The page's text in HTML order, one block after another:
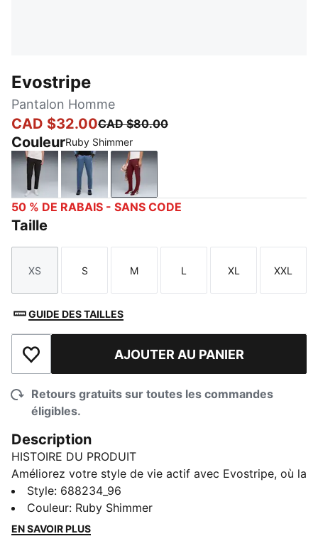
Evostripe
Pantalon Homme
CAD $32.00CAD $80.00
CouleurRuby Shimmer
PUMA BlackDark IndigoRuby Shimmer
50 % DE RABAIS - SANS CODE
Taille
Taille
XS
Taille
S
Taille
M
Taille
L
Taille
XL
Taille
XXL
GUIDE DES TAILLES
Ajouter à la liste de souhaits
AJOUTER AU PANIER
Retours gratuits sur toutes les commandes
éligibles.
Description
HISTOIRE DU PRODUIT
Améliorez votre style de vie actif avec Evostripe, où la
performance rencontre le style. Conçue pour le
mouvement et inspirée du monde du sport, chaque
pièce allie harmonieusement une esthétique élégante
Style: 688234_96
Couleur: Ruby Shimmer
EN SAVOIR PLUS